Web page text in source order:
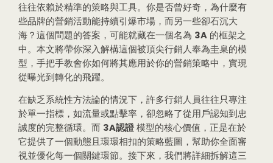
往往依賴於精準的策略與工具。你是否曾好奇，為什麼有
些品牌的營銷活動能持續引爆市場，而另一些卻石沉大
海？這個問題的答案，可能就藏在一個名為 3A 的框架之
中。本文將帶你深入解構這個被頂尖行銷人奉為圭臬的模
型，手把手教會你如何將其應用於你的營銷策略中，實現
從曝光到轉化的飛躍。
在缺乏系統性方法論的情況下，許多行銷人員往往只專注
於單一指標，如流量或點擊率，卻忽略了從用戶認知到忠
誠度的完整循環。而 3A認證 模型的核心價值，正是在於
它提供了一個動態且環環相扣的策略藍圖，幫助你全面審
視並優化每一個關鍵環節。接下來，我們將詳細拆解這三